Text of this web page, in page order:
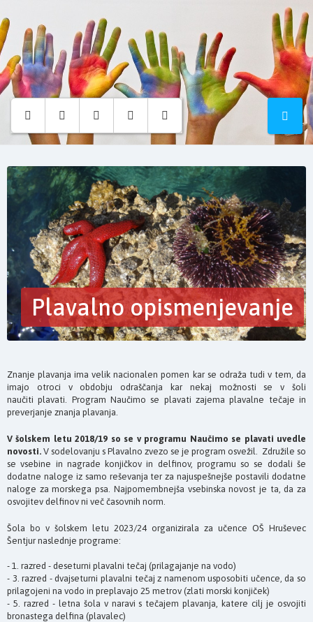
šola
Hruševec
Plavalno opismenjevanje
Znanje plavanja ima velik nacionalen pomen kar se odraža tudi v tem, da
imajo otroci v obdobju odraščanja kar nekaj možnosti se v šoli
naučiti plavati. Program Naučimo se plavati zajema plavalne tečaje in
preverjanje znanja plavanja.
V šolskem letu 2018/19 so se v programu Naučimo se plavati uvedle
novosti. V sodelovanju s Plavalno zvezo se je program osvežil. Združile so
se vsebine in nagrade konjičkov in delfinov, programu so se dodali še
dodatne naloge iz samo reševanja ter za najuspešnejše postavili dodatne
naloge za morskega psa. Najpomembnejša vsebinska novost je ta, da za
osvojitev delfinov ni več časovnih norm.
Šola bo v šolskem letu 2023/24 organizirala za učence OŠ Hruševec
Šentjur naslednje programe:
- 1. razred - deseturni plavalni tečaj (prilagajanje na vodo)
- 3. razred - dvajseturni plavalni tečaj z namenom usposobiti učence, da so
prilagojeni na vodo in preplavajo 25 metrov (zlati morski konjiček)
- 5. razred - letna šola v naravi s tečajem plavanja, katere cilj je osvojiti
bronastega delfina (plavalec)